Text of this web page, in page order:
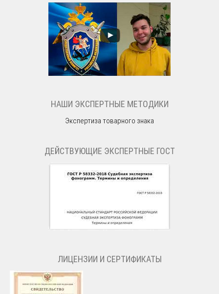
НАШИ ЭКСПЕРТНЫЕ МЕТОДИКИ
Экспертиза товарного знака
ДЕЙСТВУЮЩИЕ ЭКСПЕРТНЫЕ ГОСТ
ЛИЦЕНЗИИ И СЕРТИФИКАТЫ